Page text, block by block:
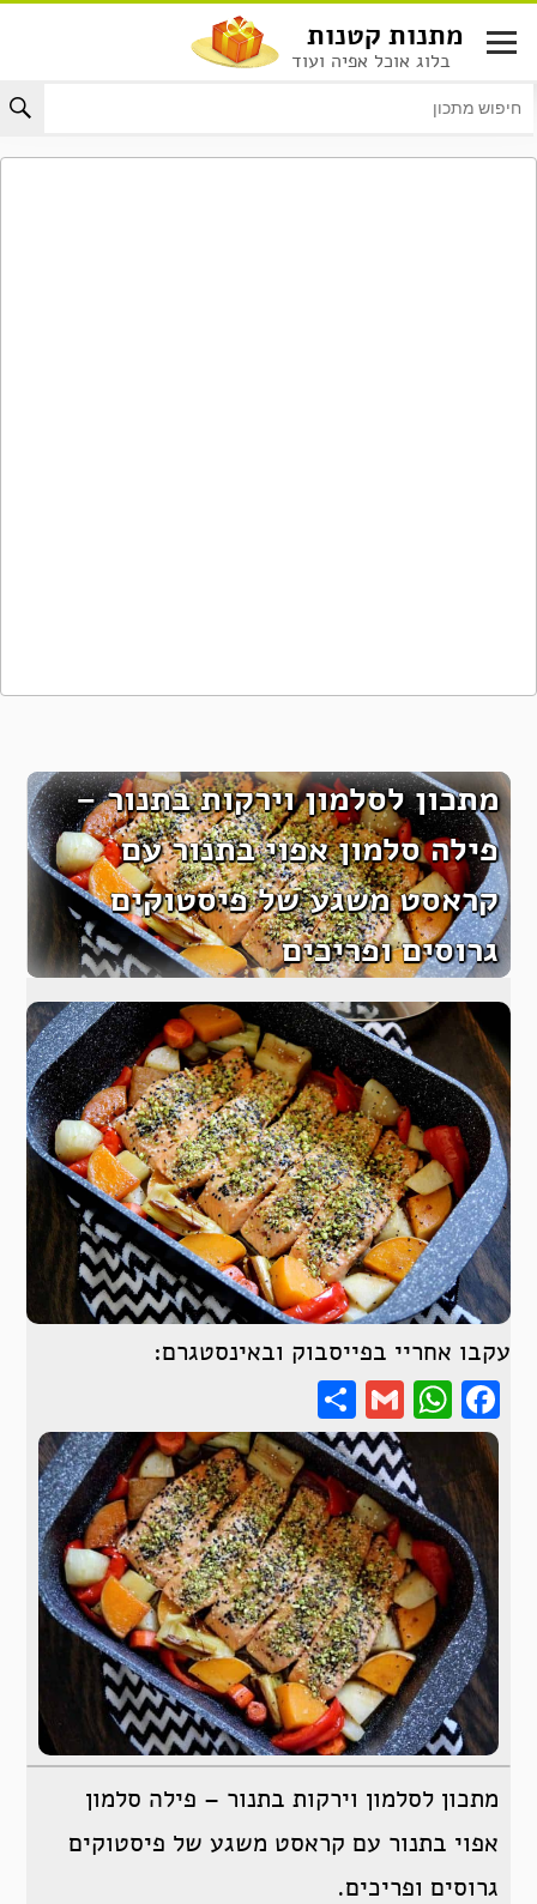
לתוכן
מתנות קטנות
בלוג אוכל אפיה ועוד
מתכון לסלמון וירקות בתנור –
פילה סלמון אפוי בתנור עם
קראסט משגע של פיסטוקים
גרוסים ופריכים
עקבו אחריי בפייסבוק ובאינסטגרם:
Facebook
WhatsApp
Gmail
מתכון לסלמון וירקות בתנור – פילה סלמון
אפוי בתנור עם קראסט משגע של פיסטוקים
גרוסים ופריכים.